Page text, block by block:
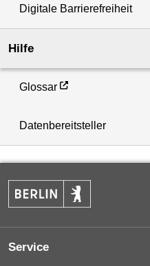
Digitale Barrierefreiheit
Hilfe
Glossar
Datenbereitsteller
Service